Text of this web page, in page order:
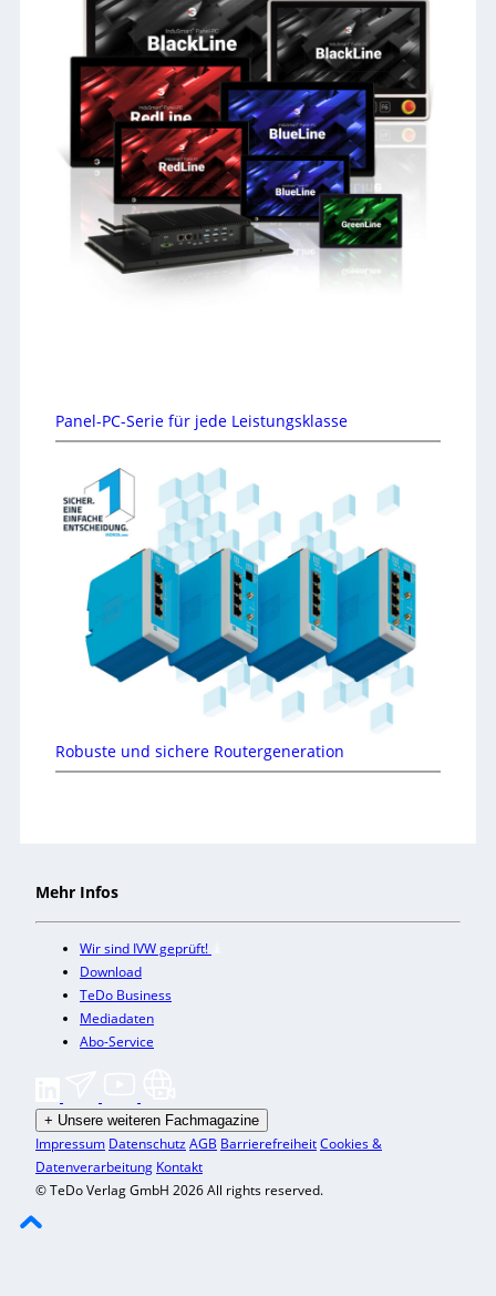
Panel-PC-Serie für jede Leistungsklasse
Robuste und sichere Routergeneration
Mehr Infos
Wir sind IVW geprüft!
Download
TeDo Business
Mediadaten
Abo-Service
+ Unsere weiteren Fachmagazine
Impressum DatenschutzAGB BarrierefreiheitCookies &
Datenverarbeitung Kontakt
© TeDo Verlag GmbH 2026 All rights reserved.